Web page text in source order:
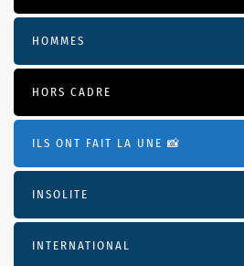
HOMMES
HORS CADRE
ILS ONT FAIT LA UNE 📸
INSOLITE
INTERNATIONAL